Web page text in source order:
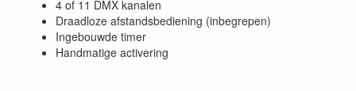
4 of 11 DMX kanalen
Draadloze afstandsbediening (inbegrepen)
Ingebouwde timer
Handmatige activering